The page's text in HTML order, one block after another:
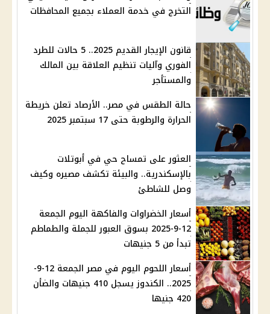
التخرج في خدمة العملاء بجميع المحافظات
قانون الإيجار القديم 2025.. 5 حالات للطرد
الفوري وآليات تنظيم العلاقة بين المالك
والمستأجر
حالة الطقس في مصر.. الأرصاد تعلن خريطة
الحرارة والرطوبة حتى 17 سبتمبر 2025
العثور على تمساح حي في أبوتلات
بالإسكندرية.. والبيئة تكشف مصيره وكيف
وصل للشاطئ
أسعار الخضراوات والفاكهة اليوم الجمعة
12-9-2025 بسوق العبور للجملة والطماطم
تبدأ من 5 جنيهات
أسعار اللحوم اليوم في مصر الجمعة 12-9-
2025.. الكندوز يسجل 410 جنيهات والضأن
420 جنيها